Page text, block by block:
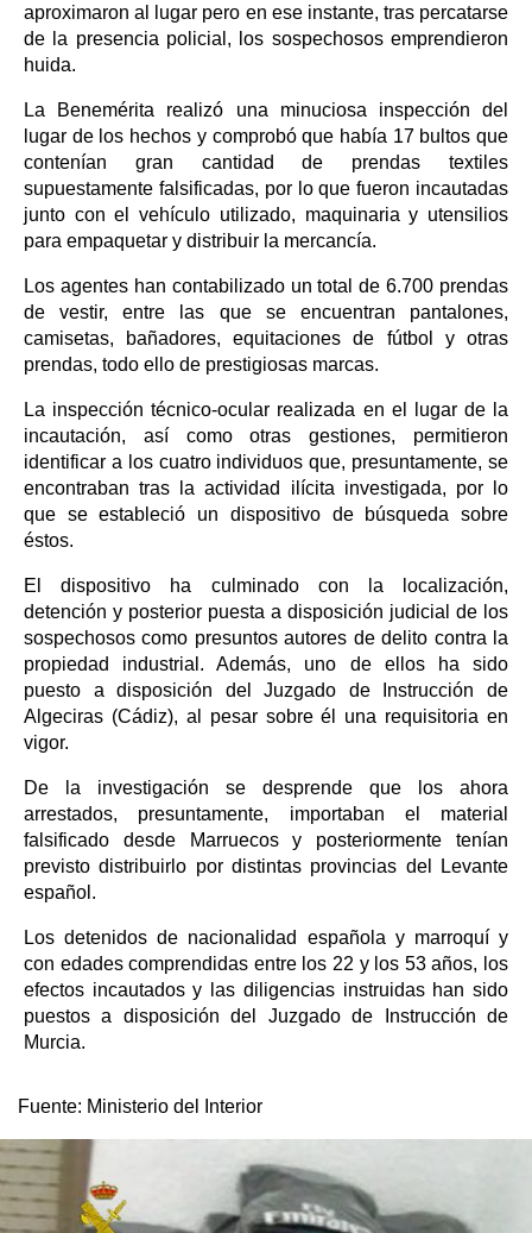
aproximaron al lugar pero en ese instante, tras percatarse
de la presencia policial, los sospechosos emprendieron
huida.
La Benemérita realizó una minuciosa inspección del
lugar de los hechos y comprobó que había 17 bultos que
contenían gran cantidad de prendas textiles
supuestamente falsificadas, por lo que fueron incautadas
junto con el vehículo utilizado, maquinaria y utensilios
para empaquetar y distribuir la mercancía.
Los agentes han contabilizado un total de 6.700 prendas
de vestir, entre las que se encuentran pantalones,
camisetas, bañadores, equitaciones de fútbol y otras
prendas, todo ello de prestigiosas marcas.
La inspección técnico-ocular realizada en el lugar de la
incautación, así como otras gestiones, permitieron
identificar a los cuatro individuos que, presuntamente, se
encontraban tras la actividad ilícita investigada, por lo
que se estableció un dispositivo de búsqueda sobre
éstos.
El dispositivo ha culminado con la localización,
detención y posterior puesta a disposición judicial de los
sospechosos como presuntos autores de delito contra la
propiedad industrial. Además, uno de ellos ha sido
puesto a disposición del Juzgado de Instrucción de
Algeciras (Cádiz), al pesar sobre él una requisitoria en
vigor.
De la investigación se desprende que los ahora
arrestados, presuntamente, importaban el material
falsificado desde Marruecos y posteriormente tenían
previsto distribuirlo por distintas provincias del Levante
español.
Los detenidos de nacionalidad española y marroquí y
con edades comprendidas entre los 22 y los 53 años, los
efectos incautados y las diligencias instruidas han sido
puestos a disposición del Juzgado de Instrucción de
Murcia.
Fuente: Ministerio del Interior